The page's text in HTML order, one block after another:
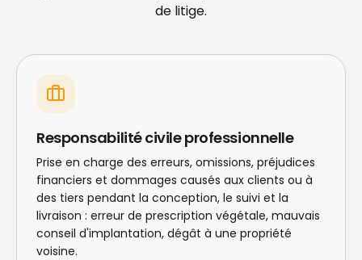
de litige.
Responsabilité civile professionnelle
Prise en charge des erreurs, omissions, préjudices
financiers et dommages causés aux clients ou à
des tiers pendant la conception, le suivi et la
livraison : erreur de prescription végétale, mauvais
conseil d'implantation, dégât à une propriété
voisine.